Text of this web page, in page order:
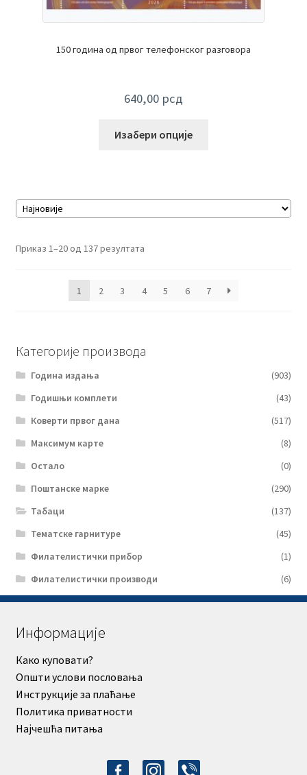
150 година од првог телефонског разговора
640,00 рсд
Изабери опције
Приказ 1–20 од 137 резултатаСортирано
1
2 3 4 5 6 7
Категорије производа
Година издања
(903)
Годишњи комплети
(43)
Коверти првог дана
(517)
Максимум карте
(8)
Остало
(0)
Поштанске марке
(290)
Табаци
(137)
Тематске гарнитуре
(45)
Филателистички прибор
(1)
Филателистички производи
(6)
Информације
Како куповати?
Општи услови пословања
Инструкције за плаћање
Политика приватности
Најчешћа питања
facebook-instagram
viber